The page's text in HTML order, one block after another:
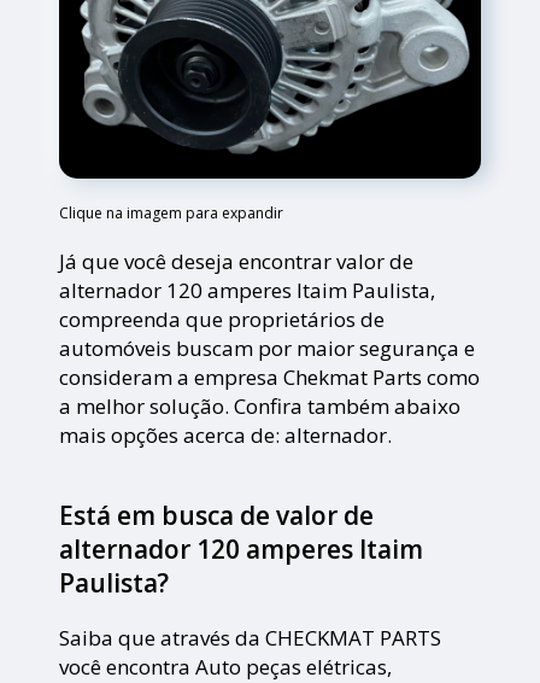
Clique na imagem para expandir
Já que você deseja encontrar valor de
alternador 120 amperes Itaim Paulista,
compreenda que proprietários de
automóveis buscam por maior segurança e
consideram a empresa Chekmat Parts como
a melhor solução. Confira também abaixo
mais opções acerca de: alternador.
Está em busca de valor de
alternador 120 amperes Itaim
Paulista?
Saiba que através da CHECKMAT PARTS
você encontra Auto peças elétricas,